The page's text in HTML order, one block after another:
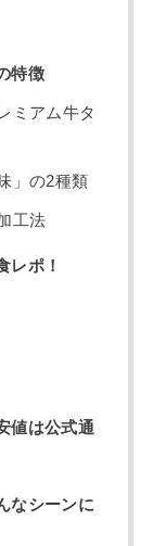
特徴
ミアム牛タ
」の2種類
工法
レポ！
値は公式通
なシーンに